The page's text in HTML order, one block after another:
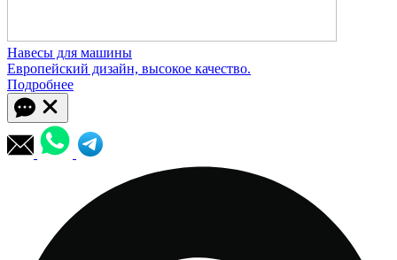
Навесы для машины
Европейский дизайн, высокое качество.
Подробнее